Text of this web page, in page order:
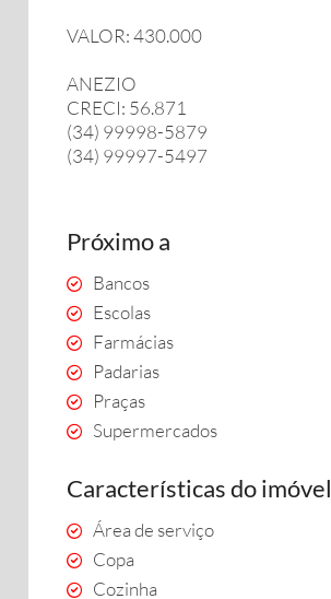
VALOR: 430.000
ANEZIO
CRECI: 56.871
(34) 99998-5879
(34) 99997-5497
Próximo a
Bancos
Escolas
Farmácias
Padarias
Praças
Supermercados
Características do imóvel
Área de serviço
Copa
Cozinha